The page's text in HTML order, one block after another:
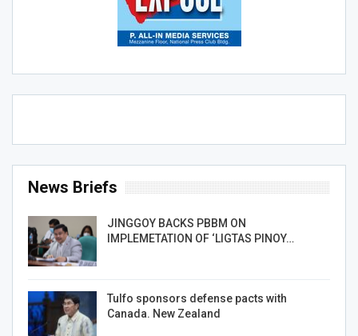
News Briefs
JINGGOY BACKS PBBM ON
IMPLEMETATION OF ‘LIGTAS PINOY…
Tulfo sponsors defense pacts with
Canada. New Zealand